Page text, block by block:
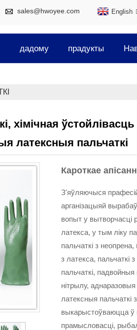
sales@hwoyee.com English
дадому прадукты
хімічная
латексныя пальчаткі
Кароткае
З'яўляючыся
арганізацыяй
вопыт у вытворчасці
латекса, у тым ліку
пальчаткі з
з латекса,
пальчаткі,
нітрылу,
латексныя пальчаткі
выкарыстоўваюцца ў
прамысловасці,